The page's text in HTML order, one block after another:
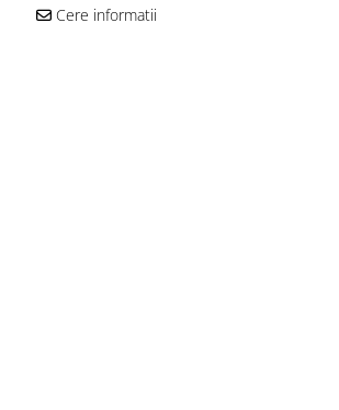
Cere informatii